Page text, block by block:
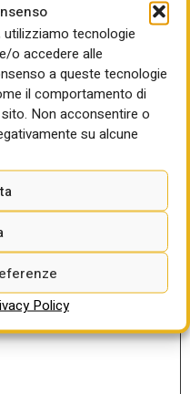
utilizziamo tecnologie
o accedere alle
a queste tecnologie
il comportamento di
Non acconsentire o
su alcune
Policy
pubblici va
e approvata dalla
ad
di
rimasta sulla